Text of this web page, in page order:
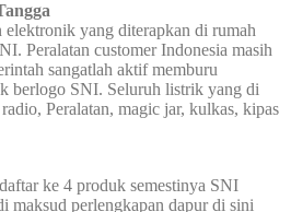
elektronik yang diterapkan di rumah
Peralatan customer Indonesia masih
sangatlah aktif memburu
berlogo SNI. Seluruh listrik yang di
Peralatan, magic jar, kulkas, kipas
ke 4 produk semestinya SNI
maksud perlengkapan dapur di sini